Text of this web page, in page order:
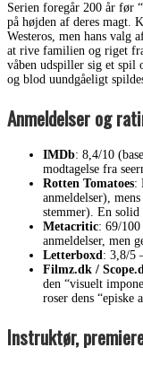
Serien foregår 200 år før
på højden af deres magt.
Westeros, men hans valg
at rive familien og riget
våben udspiller sig et spil
og blod uundgåeligt
Anmeldelser og
IMDb: 8,4/10
modtagelse fra
Rotten Tomatoes:
anmeldelser),
stemmer). En solid
Metacritic: 69/
anmeldelser, men
Letterboxd: 3,8/5
Filmz.dk /
den “visuelt
roser dens “episke
Instruktør,